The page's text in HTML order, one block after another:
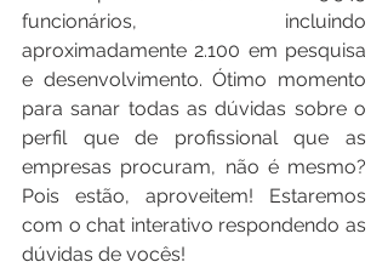
funcionários, incluindo
aproximadamente 2.100 em pesquisa
e desenvolvimento. Ótimo momento
para sanar todas as dúvidas sobre o
perfil que de profissional que as
empresas procuram, não é mesmo?
Pois estão, aproveitem! Estaremos
com o chat interativo respondendo as
dúvidas de vocês!